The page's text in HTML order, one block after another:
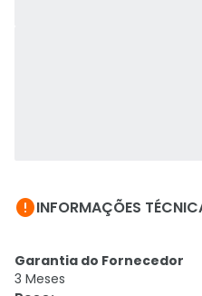
INFORMAÇÕES
Garantia do Fornecedor
3 Meses